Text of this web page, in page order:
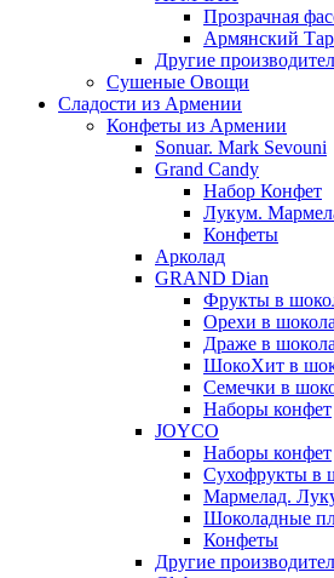
Прозрачная
Армянский
Другие
Сушеные Овощи
Сладости из Армении
Конфеты из Армении
Sonuar. Mark Sevouni
Grand Candy
Набор Конфет
Лукум.
Конфеты
Арколад
GRAND Dian
Фрукты в
Орехи в
Драже в
ШокоХит в
Семечки в
Наборы конфет
JOYCO
Наборы конфет
Сухофрукты в
Мармелад.
Шоколадные
Конфеты
Другие